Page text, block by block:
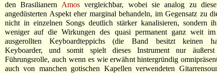
den Brasilianern Amosvergleichbar, wobei sie analog zu
angedüsterten Aspekt eher marginal behandeln, im Gegensatz zu
nicht in einzelnen Songs deutlich stärker kanalisieren, sondern
weniger auf die Wirkungen des quasi permanent ganz weit
ausgerollten Keyboardteppichs (die Band besitzt keinen
Keyboarder, und somit spielt dieses Instrument nur
Führungsrolle, auch wenn es wie erwähnt hintergründig
auch von manchen gotischen Kapellen verwendeten